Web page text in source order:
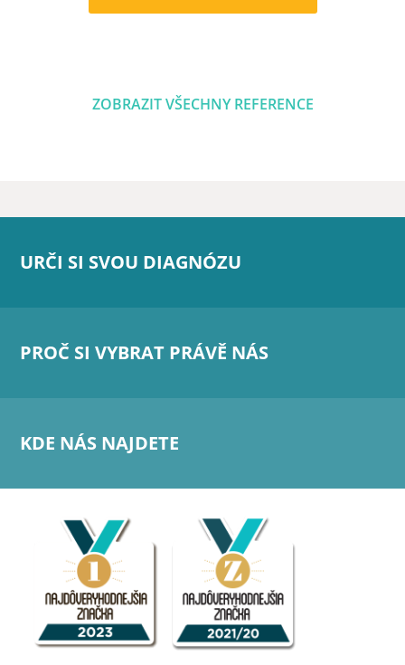
ZOBRAZIT VŠECHNY REFERENCE
URČI SI SVOU DIAGNÓZU
PROČ SI VYBRAT PRÁVĚ NÁS
KDE NÁS NAJDETE